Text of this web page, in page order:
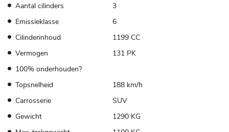
Aantal cilinders
3
Emissieklasse
6
Cilinderinhoud
1199 CC
Vermogen
131 PK
100% onderhouden?
Topsnelheid
188 km/h
Carrosserie
SUV
Gewicht
1290 KG